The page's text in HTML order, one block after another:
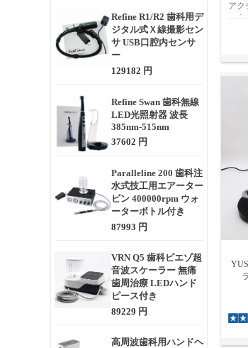
Refine R1/R2 歯科用デ
ジタル式Ｘ線撮影セン
サ USB口腔内センサ
ー
129182 円
Refine Swan 歯科無線
LED光照射器 波長
385nm-515nm
37602 円
Paralleline 200 歯科注
水式技工用エアーター
ビン 400000rpm ウォ
ーターボトル付き
87993 円
VRN Q5 歯科ピエゾ超
音波スケーラー 無痛
歯周治療 LEDハンド
ピース付き
89229 円
高周波歯科用ハンドヘ
アク
に
成
な
去と
ン